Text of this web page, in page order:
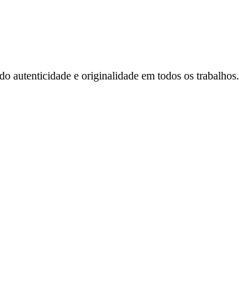
autenticidade e originalidade em todos os trabalhos.